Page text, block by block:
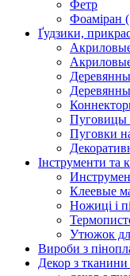
Фетр
Ґудзики,
Пуговицы
Пуговки
Інструменти та
Клеевые
Ножиці і
Утюжок
Вироби з
Декор з